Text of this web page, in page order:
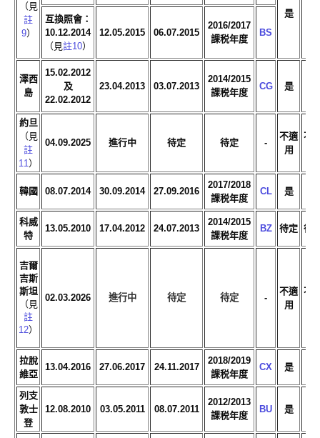
（見
註
9）
是
互換照會：
10.12.2014
（見註10）
12.05.2015 06.07.2015
2016/2017
課税年度
BS
澤西
島
15.02.2012
及
22.02.2012
23.04.2013 03.07.2013
2014/2015
課税年度
CG 是
約旦
（見
註
11）
04.09.2025 進行中 待定 待定 -
不適
用
不
韓國 08.07.2014 30.09.2014 27.09.2016
2017/2018
課税年度
CL 是
科威
特
13.05.2010 17.04.2012 24.07.2013
2014/2015
課税年度
BZ 待定 待
吉爾
吉斯
斯坦
（見
註
12）
02.03.2026 進行中 待定 待定 -
不適
用
不
拉脫
維亞
13.04.2016 27.06.2017 24.11.2017
2018/2019
課税年度
CX 是
列支
敦士
登
12.08.2010 03.05.2011 08.07.2011
2012/2013
課税年度
BU 是